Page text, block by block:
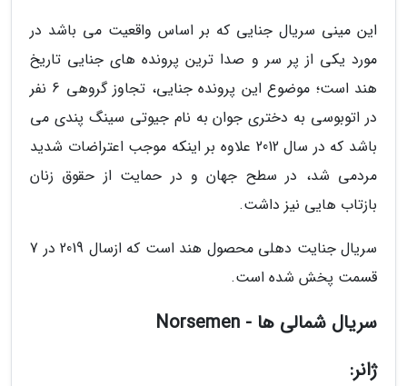
این مینی سریال جنایی که بر اساس واقعیت می باشد در
مورد یکی از پر سر و صدا ترین پرونده های جنایی تاریخ
هند است؛ موضوع این پرونده جنایی، تجاوز گروهی 6 نفر
در اتوبوسی به دختری جوان به نام جیوتی سینگ پندی می
باشد که در سال 2012 علاوه بر اینکه موجب اعتراضات شدید
مردمی شد، در سطح جهان و در حمایت از حقوق زنان
بازتاب هایی نیز داشت.
سریال جنایت دهلی محصول هند است که ازسال 2019 در 7
قسمت پخش شده است.
سریال شمالی ها - Norsemen
ژانر: